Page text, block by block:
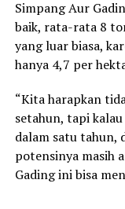
Simpang Aur
baik, rata-rata 8
yang luar biasa,
hanya 4,7 per
“Kita harapkan
setahun, tapi
dalam satu tahun,
potensinya masih
Gading ini bisa